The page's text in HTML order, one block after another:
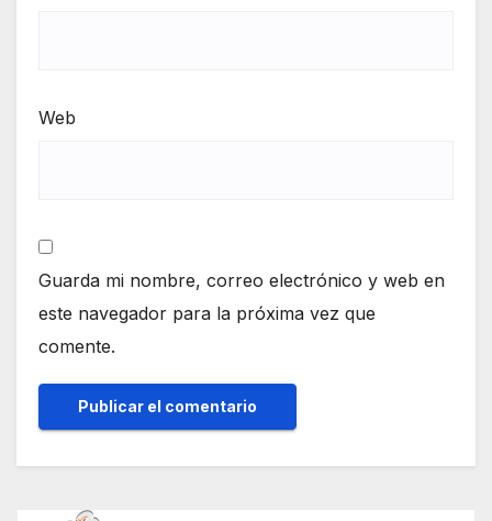
Web
Guarda mi nombre, correo electrónico y web en
este navegador para la próxima vez que
comente.